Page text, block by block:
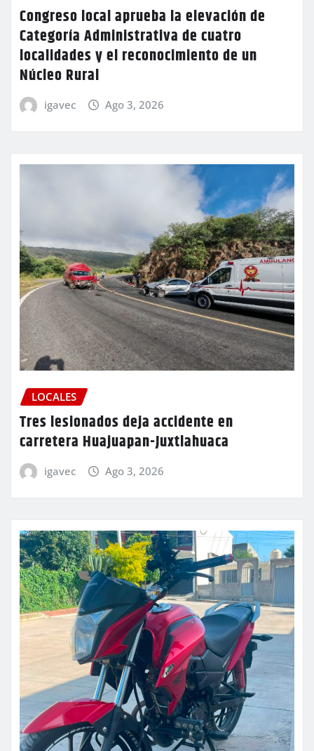
Congreso local aprueba la elevación de
Categoría Administrativa de cuatro
localidades y el reconocimiento de un
Núcleo Rural
igavec Ago 3, 2026
LOCALES
Tres lesionados deja accidente en
carretera Huajuapan-Juxtlahuaca
igavec Ago 3, 2026